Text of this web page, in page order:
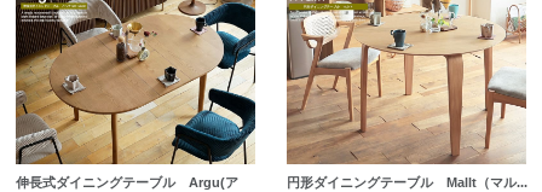
伸長式ダイニングテーブル Argu(ア
円形ダイニングテーブル Mallt（マル...